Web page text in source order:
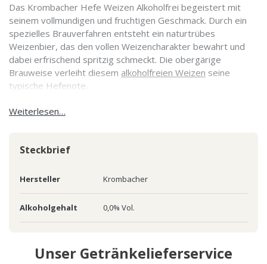
Das Krombacher Hefe Weizen Alkoholfrei begeistert mit
seinem vollmundigen und fruchtigen Geschmack. Durch ein
spezielles Brauverfahren entsteht ein naturtrübes
Weizenbier, das den vollen Weizencharakter bewahrt und
dabei erfrischend spritzig schmeckt. Die obergärige
Brauweise verleiht diesem alkoholfreien Weizen seine
typische Hefenote.
Weiterlesen…
Steckbrief
Hersteller Krombacher
Alkoholgehalt 0,0% Vol.
Unser Getränkelieferservice